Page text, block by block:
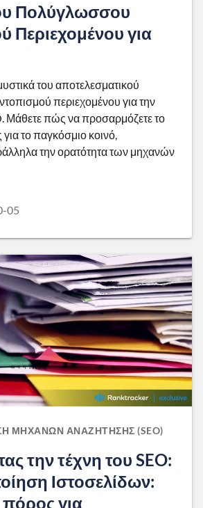
Πολύγλωσσου
Περιεχομένου για
του αποτελεσματικού
περιεχομένου για την
Μάθετε πώς να προσαρμόζετε το
το παγκόσμιο κοινό,
την ορατότητα των μηχανών
05
ΜΗΧΑΝΏΝ ΑΝΑΖΉΤΗΣΗΣ (SEO)
την τέχνη του SEO:
Ιστοσελίδων:
για